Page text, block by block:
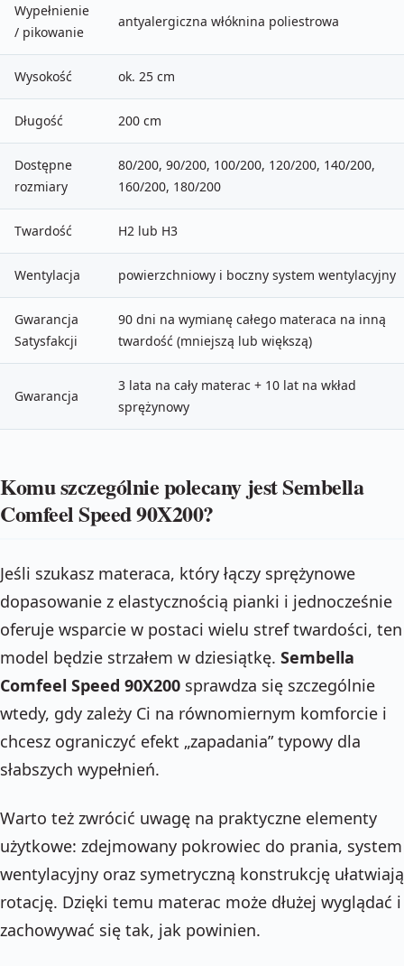
Wypełnienie
/ pikowanie
antyalergiczna włóknina poliestrowa
Wysokość ok. 25 cm
Długość 200 cm
Dostępne
rozmiary
80/200, 90/200, 100/200, 120/200, 140/200,
160/200, 180/200
Twardość H2 lub H3
Wentylacja powierzchniowy i boczny system wentylacyjny
Gwarancja
Satysfakcji
90 dni na wymianę całego materaca na inną
twardość (mniejszą lub większą)
Gwarancja
3 lata na cały materac + 10 lat na wkład
sprężynowy
Komu szczególnie polecany jest Sembella
Comfeel Speed 90X200?
Jeśli szukasz materaca, który łączy sprężynowe
dopasowanie z elastycznością pianki i jednocześnie
oferuje wsparcie w postaci wielu stref twardości, ten
model będzie strzałem w dziesiątkę. Sembella
Comfeel Speed 90X200 sprawdza się szczególnie
wtedy, gdy zależy Ci na równomiernym komforcie i
chcesz ograniczyć efekt „zapadania” typowy dla
słabszych wypełnień.
Warto też zwrócić uwagę na praktyczne elementy
użytkowe: zdejmowany pokrowiec do prania, system
wentylacyjny oraz symetryczną konstrukcję
rotację. Dzięki temu materac może dłużej wyglądać i
zachowywać się tak, jak powinien.